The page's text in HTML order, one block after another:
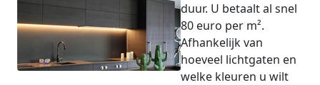
duur. U betaalt al snel
80 euro per m².
Afhankelijk van
hoeveel lichtgaten en
welke kleuren u wilt